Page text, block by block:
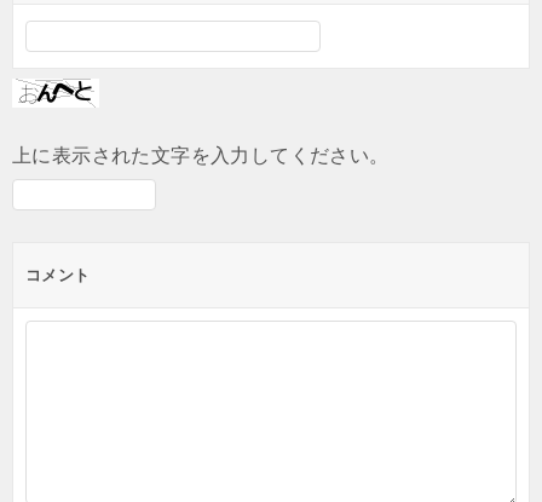
上に表示された文字を入力してください。
コメント